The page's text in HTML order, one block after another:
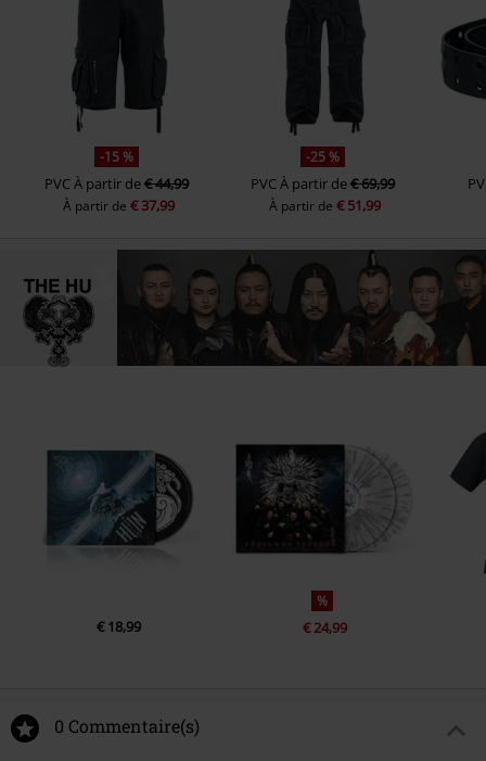
-15 %
PVCÀ partir de€ 44,99
À partir de€ 37,99
-25 %
PVCÀ partir de€ 69,99
À partir de€ 51,99
€ 18,99
%
€ 24,99
0 Commentaire(s)